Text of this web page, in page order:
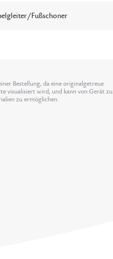
Fußschoner
Bestellung, da eine originalgetreue
visualisiert wird, und kann von Gerät zu
zu ermöglichen.